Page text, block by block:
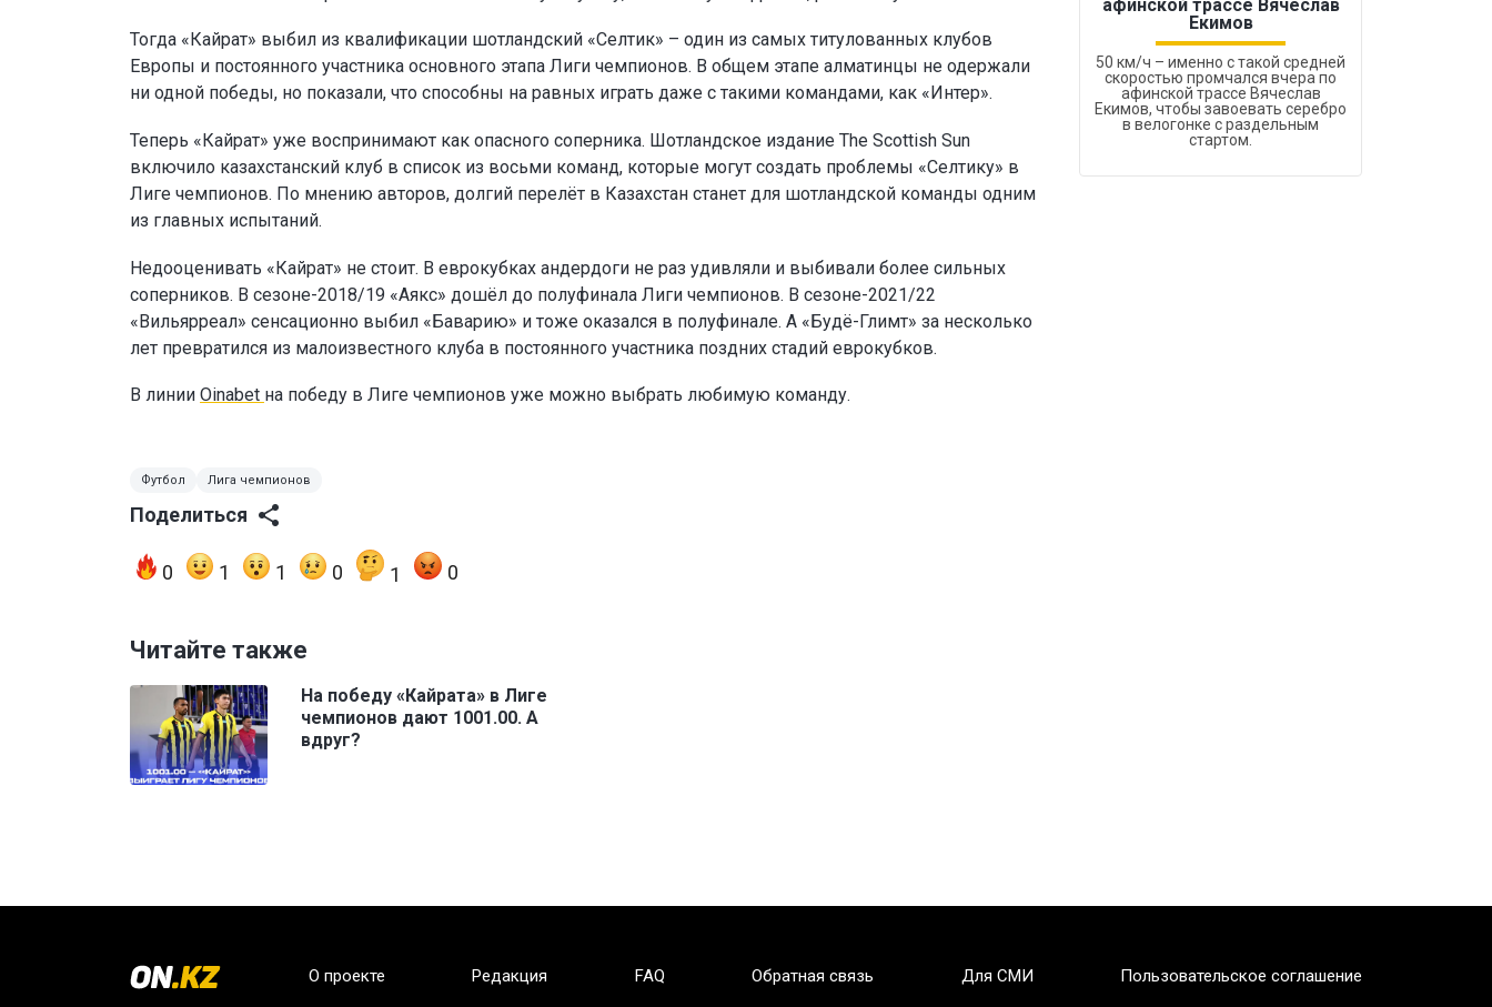
Тогда «Кайрат» выбил из квалификации шотландский «Селтик» – один из самых титулованных клубов
Европы и постоянного участника основного этапа Лиги чемпионов. В общем этапе алматинцы не одержали
ни одной победы, но показали, что способны на равных играть даже с такими командами, как «Интер».
Теперь «Кайрат» уже воспринимают как опасного соперника. Шотландское издание The Scottish Sun
включило казахстанский клуб в список из восьми команд, которые могут создать проблемы «Селтику» в
Лиге чемпионов. По мнению авторов, долгий перелёт в Казахстан станет для шотландской команды одним
из главных испытаний.
Недооценивать «Кайрат» не стоит. В еврокубках андердоги не раз удивляли и выбивали более сильных
соперников. В сезоне-2018/19 «Аякс» дошёл до полуфинала Лиги чемпионов. В сезоне-2021/22
«Вильярреал» сенсационно выбил «Баварию» и тоже оказался в полуфинале. А «Будё-Глимт» за несколько
лет превратился из малоизвестного клуба в постоянного участника поздних стадий еврокубков.
В линии Oinabet на победу в Лиге чемпионов уже можно выбрать любимую команду.
Футбол Лига чемпионов
Поделиться
0 1 1 0 1 0
Читайте также
На победу «Кайрата» в Лиге
чемпионов дают 1001.00. А
вдруг?
афинской трассе Вячеслав
Екимов
50 км/ч – именно с такой средней
скоростью промчался вчера по
афинской трассе Вячеслав
Екимов, чтобы завоевать серебро
в велогонке с раздельным
стартом.
О проекте Редакция FAQ Обратная связь Для СМИ Пользовательское соглашение